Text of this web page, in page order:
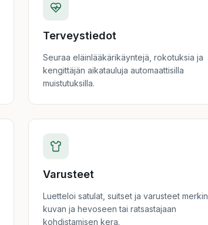
Terveystiedot
Seuraa eläinlääkärikäyntejä, rokotuksia ja
kengittäjän aikatauluja automaattisilla
muistutuksilla.
Varusteet
Luetteloi satulat, suitset ja varusteet merkin,
kuvan ja hevoseen tai ratsastajaan
kohdistamisen kera.